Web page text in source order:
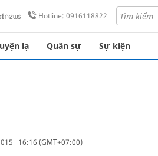
Hotline: 0916118822
lạ Quân sự Sự kiện
16:16 (GMT+07:00)